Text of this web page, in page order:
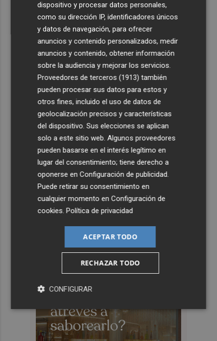
dispositivo y procesar datos personales,
como su dirección IP, identificadores únicos
y datos de navegación, para ofrecer
anuncios y contenido personalizados, medir
anuncios y contenido, obtener información
sobre la audiencia y mejorar los servicios.
Proveedores de terceros (1913) también
pueden procesar sus datos para estos y
otros fines, incluido el uso de datos de
geolocalización precisos y características
del dispositivo. Sus elecciones se aplican
solo a este sitio web. Algunos proveedores
pueden basarse en el interés legítimo en
lugar del consentimiento; tiene derecho a
oponerse enConfiguración de publicidad
Puede retirar su consentimiento en
cualquier momento enConfiguración de
cookies .Política de privacidad
ACEPTAR TODO
RECHAZAR TODO
CONFIGURAR